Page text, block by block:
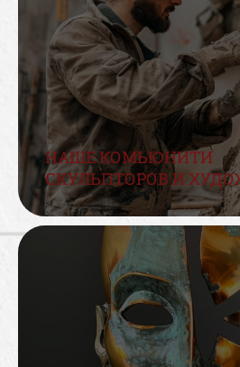
НАШЕ КОМЬЮНИТИ
СКУЛЬПТОРОВ И